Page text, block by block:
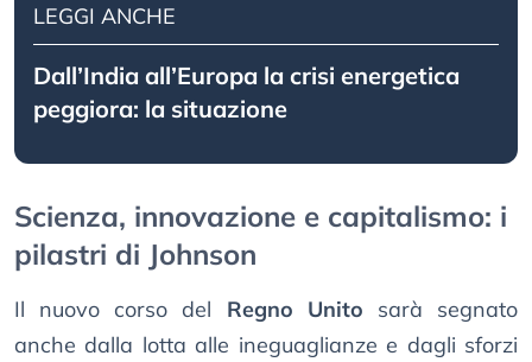
LEGGI ANCHE
Dall’India all’Europa la crisi energetica
peggiora: la situazione
Scienza, innovazione e capitalismo: i
pilastri di Johnson
Il nuovo corso del Regno Unito sarà segnato
anche dalla lotta alle ineguaglianze e dagli sforzi